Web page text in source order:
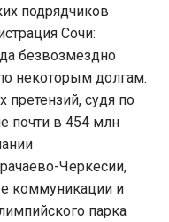
подрядчиков
Сочи:
безвозмездно
некоторым долгам.
судя по
почти в 454 млн
Черкесии,
коммуникации и
парка